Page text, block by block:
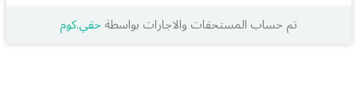
تم حساب المستحقات والاجارات بواسطةحقي.كوم